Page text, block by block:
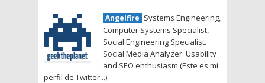
Angelfire Systems Engineering,
Computer Systems Specialist,
Social Engineering Specialist.
Social Media Analyzer. Usability
and SEO enthusiasm (Este es mi
perfil de Twitter...)